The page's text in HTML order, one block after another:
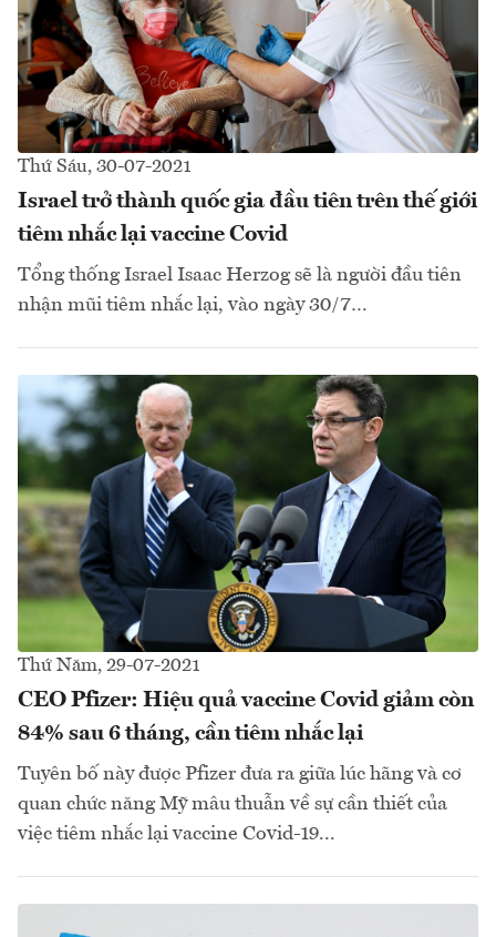
Thứ Sáu, 30-07-2021
Israel trở thành quốc gia đầu tiên trên thế giới
tiêm nhắc lại vaccine Covid
Tổng thống Israel Isaac Herzog sẽ là người đầu tiên
nhận mũi tiêm nhắc lại, vào ngày 30/7…
Thứ Năm, 29-07-2021
CEO Pfizer: Hiệu quả vaccine Covid giảm còn
84% sau 6 tháng, cần tiêm nhắc lại
Tuyên bố này được Pfizer đưa ra giữa lúc hãng và cơ
quan chức năng Mỹ mâu thuẫn về sự cần thiết của
việc tiêm nhắc lại vaccine Covid-19...